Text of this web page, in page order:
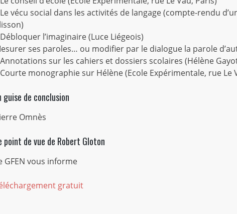
vécu social dans les activités de langage (compte-rendu
l’imaginaire (Luce Liégeois)
ses paroles… ou modifier par le dialogue la parole
sur les cahiers et dossiers scolaires (Hélène
monographie sur Hélène (Ecole Expérimentale, rue Le
guise de conclusion
Omnès
point de vue de Robert Gloton
GFEN vous informe
gratuit